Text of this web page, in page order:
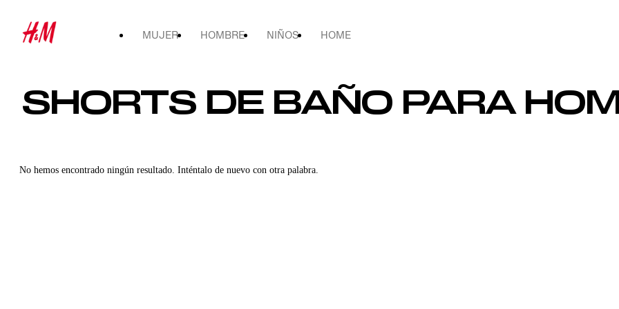
MUJER HOMBRE NIÑOS HOME
SHORTS DE BAÑO PARA
No hemos encontrado ningún resultado. Inténtalo de nuevo con otra palabra.